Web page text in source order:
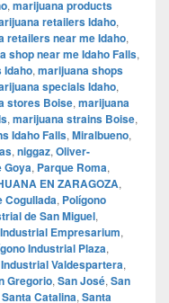
, marijuana products
retailers Idaho,
retailers near me Idaho,
shop near me Idaho Falls,
Idaho, marijuana shops
specials Idaho,
stores Boise, marijuana
, marijuana strains Boise,
Idaho Falls, Miralbueno,
, niggaz, Oliver-
Goya, Parque Roma,
EN ZARAGOZA,
Cogullada, Polígono
de San Miguel,
Empresarium,
Industrial Plaza,
Valdespartera,
Gregorio, San José, San
Santa Catalina, Santa